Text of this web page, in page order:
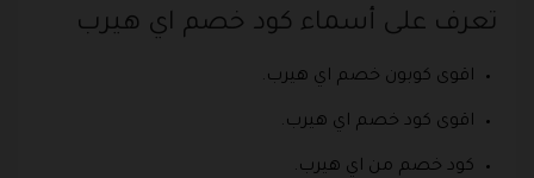
تعرف على أسماء كود خصم اي هيرب
اقوى كوبون خصم اي هيرب.
اقوى كود خصم اي هيرب.
كود خصم من اي هيرب.